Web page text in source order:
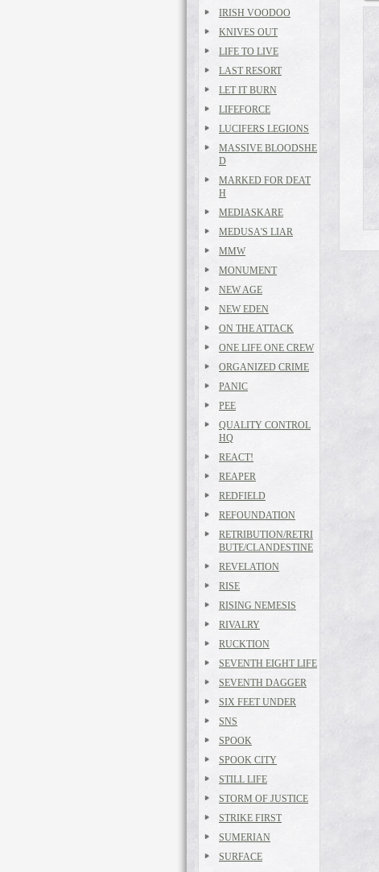
IRISH VOODOO
KNIVES OUT
LIFE TO LIVE
LAST RESORT
LET IT BURN
LIFEFORCE
LUCIFERS LEGIONS
MASSIVE BLOODSHE
D
MARKED FOR DEAT
H
MEDIASKARE
MEDUSA'S LIAR
MMW
MONUMENT
NEW AGE
NEW EDEN
ON THE ATTACK
ONE LIFE ONE CREW
ORGANIZED CRIME
PANIC
PEE
QUALITY CONTROL
HQ
REACT!
REAPER
REDFIELD
REFOUNDATION
RETRIBUTION/RETRI
BUTE/CLANDESTINE
REVELATION
RISE
RISING NEMESIS
RIVALRY
RUCKTION
SEVENTH EIGHT LIFE
SEVENTH DAGGER
SIX FEET UNDER
SNS
SPOOK
SPOOK CITY
STILL LIFE
STORM OF JUSTICE
STRIKE FIRST
SUMERIAN
SURFACE